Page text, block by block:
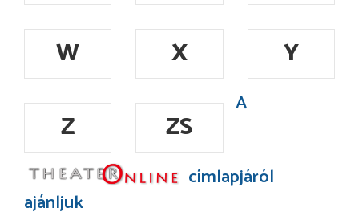
W
X
Y
Z
ZS
A
címlapjáról
ajánljuk